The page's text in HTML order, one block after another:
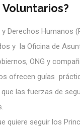
Derechos Humanos
y la Oficina de
ONG y
ofrecen guías
las fuerzas de
quiere seguir los